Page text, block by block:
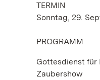
TERMIN
Sonntag, 29.
PROGRAMM
Gottesdienst für
Zaubershow